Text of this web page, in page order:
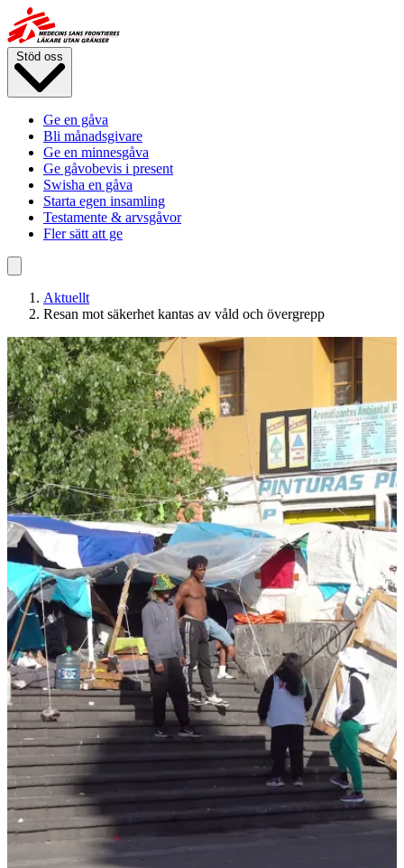
Hoppa
till
huvudinnehåll
Stöd oss
Ge en gåva
Bli månadsgivare
Ge en minnesgåva
Ge gåvobevis i present
Swisha en gåva
Starta egen insamling
Testamente & arvsgåvor
Fler sätt att ge
Aktuellt
Resan mot säkerhet kantas av våld och övergrepp